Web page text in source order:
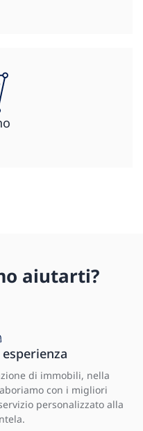
aiutarti?
di immobili, nella
con i migliori
personalizzato alla